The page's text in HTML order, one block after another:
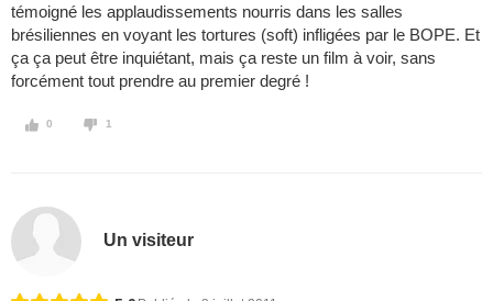
témoigné les applaudissements nourris dans les salles
brésiliennes en voyant les tortures (soft) infligées par le BOPE. Et
ça ça peut être inquiétant, mais ça reste un film à voir, sans
forcément tout prendre au premier degré !
0 1
Un visiteur